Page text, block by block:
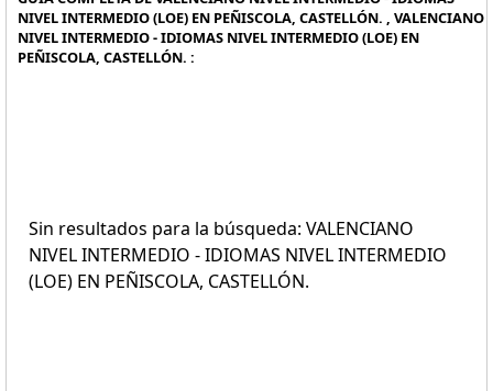
NIVEL INTERMEDIO (LOE) EN PEÑISCOLA, CASTELLÓN. , VALENCIANO
NIVEL INTERMEDIO - IDIOMAS NIVEL INTERMEDIO (LOE) EN
PEÑISCOLA, CASTELLÓN. :
Sin resultados para la búsqueda: VALENCIANO
NIVEL INTERMEDIO - IDIOMAS NIVEL INTERMEDIO
(LOE) EN PEÑISCOLA, CASTELLÓN.